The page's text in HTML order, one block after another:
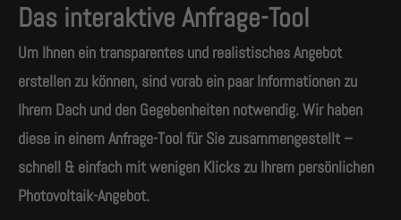
Das interaktive Anfrage-Tool
Um Ihnen ein transparentes und realistisches Angebot
erstellen zu können, sind vorab ein paar Informationen zu
Ihrem Dach und den Gegebenheiten notwendig. Wir haben
diese in einem Anfrage-Tool für Sie zusammengestellt –
schnell & einfach mit wenigen Klicks zu Ihrem persönlichen
Photovoltaik-Angebot.